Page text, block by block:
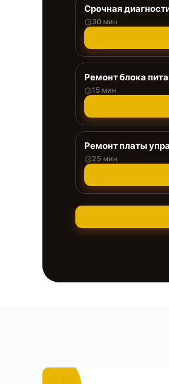
Срочная
30 мин
Ремонт блока
15 мин
Ремонт платы
25 мин